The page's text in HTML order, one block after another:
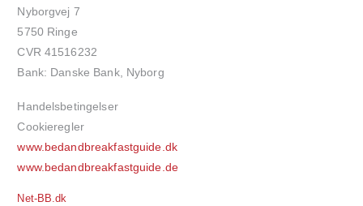
Nyborgvej 7
5750 Ringe
CVR 41516232
Bank: Danske Bank, Nyborg
Handelsbetingelser
Cookieregler
www.bedandbreakfastguide.dk
www.bedandbreakfastguide.de
Net-BB.dk